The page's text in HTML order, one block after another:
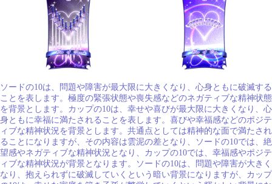
ソードの10は、問題や障害が最大限に大きくなり、心身ともに破滅する
ことを表します。極度の緊張状態や喪失感などのネガティブな精神状態
を背景とします。カップの10は、幸せや喜びが最大限に大きくなり、心
身ともに幸福に満たされることを表します。喜びや幸福感などのポジテ
ィブな精神状況を背景とします。共通点としては精神的な面で満たされ
ることになりますが、その内容は雲泥の差となり、ソードの10では、絶
望感やネガティブな精神状況となり、カップの10では、幸福感やポジテ
ィブな精神状況が背景となります。ソードの10は、問題や障害が大きく
なり、抱えられずに破滅していくという暗い背景になりますが、カップ